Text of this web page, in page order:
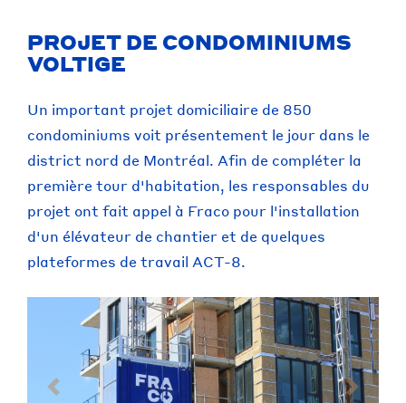
PROJET DE CONDOMINIUMS
VOLTIGE
Un important projet domiciliaire de 850
condominiums voit présentement le jour dans le
district nord de Montréal. Afin de compléter la
première tour d'habitation, les responsables du
projet ont fait appel à Fraco pour l'installation
d'un élévateur de chantier et de quelques
plateformes de travail ACT-8.